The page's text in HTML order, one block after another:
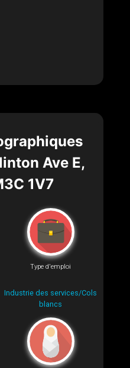
Ave E,
1V7
Type d'emploi
Industrie des services/Cols
blancs